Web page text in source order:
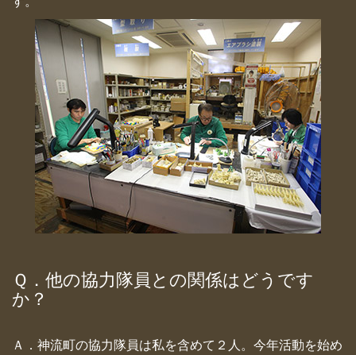
Ｑ．他の協力隊員との関係はどうです
か？
Ａ．神流町の協力隊員は私を含めて２人。今年活動を始め